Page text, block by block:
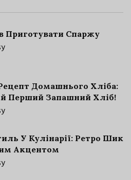
Приготувати Спаржу
Домашнього Хліба:
Перший Запашний Хліб!
У Кулінарії: Ретро Шик
Акцентом